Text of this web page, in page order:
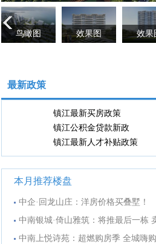
鸟瞰图 效果图 效果
最新政策
镇江最新买房政策
镇江公积金贷款新政
镇江最新人才补贴政策
本月推荐楼盘
中企·回龙山庄：洋房价格买叠墅！
中南银城·倚山雅筑：将推最后一栋
中南上悦诗苑：超燃购房季 全城嗨购